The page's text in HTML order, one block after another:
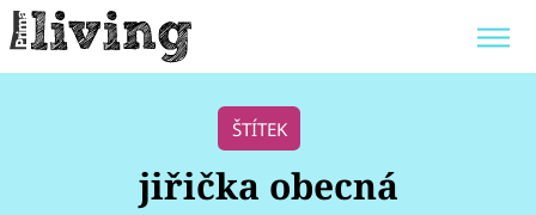
POKOJOVÉ KVĚTINY
ZAHRADA
ŠTÍTEK
jiřička obecná